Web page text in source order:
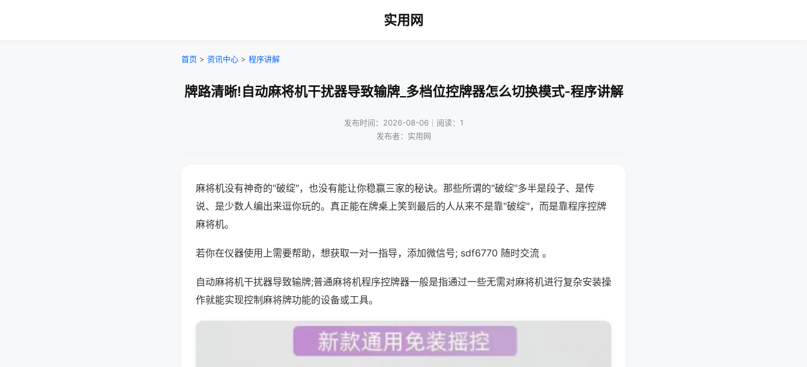
实用网
首页 > 资讯中心 > 程序讲解
牌路清晰!自动麻将机干扰器导致输牌_多档位控牌器怎么切换模式-程序讲解
发布时间：2026-08-06｜阅读：1
发布者：实用网
麻将机没有神奇的"破绽"，也没有能让你稳赢三家的秘诀。那些所谓的"破绽"多半是段子、是传
说、是少数人编出来逗你玩的。真正能在牌桌上笑到最后的人从来不是靠"破绽"，而是靠程序控牌
麻将机。
若你在仪器使用上需要帮助，想获取一对一指导，添加微信号; sdf6770 随时交流 。
自动麻将机干扰器导致输牌;普通麻将机程序控牌器一般是指通过一些无需对麻将机进行复杂安装操
作就能实现控制麻将牌功能的设备或工具。